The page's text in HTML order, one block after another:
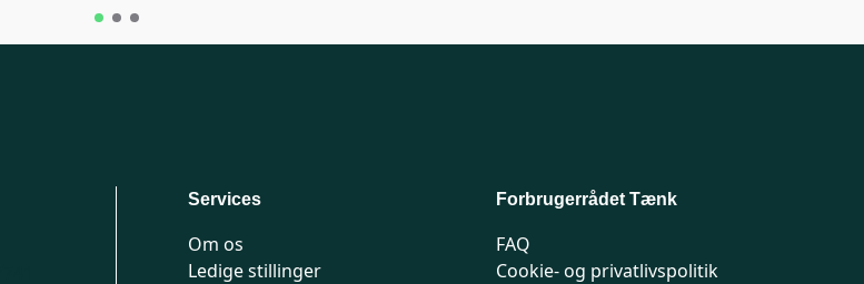
Services
Om os
Ledige stillinger
Forbrugerrådet Tænk
FAQ
Cookie- og privatlivspolitik